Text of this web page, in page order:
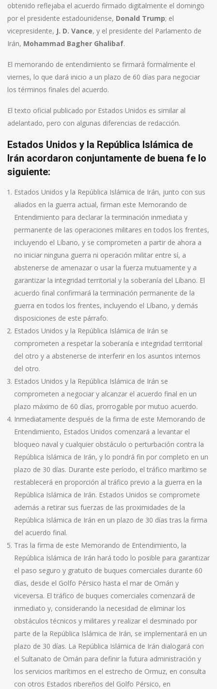
obtenido reflejaba el acuerdo firmado digitalmente el domingo
por el presidente estadounidense, Donald Trump; el
vicepresidente, J. D. Vance, y el presidente del Parlamento de
Irán, Mohammad Bagher Ghalibaf.
El memorando de entendimiento se firmará formalmente el
viernes, lo que dará inicio a un plazo de 60 días para negociar
los términos finales del acuerdo.
El texto oficial publicado por Estados Unidos es similar al
adelantado, pero con algunas diferencias de redacción.
Estados Unidos y la República Islámica de
Irán acordaron conjuntamente de buena fe lo
siguiente:
Estados Unidos y la República Islámica de Irán, junto con sus
aliados en la guerra actual, firman este Memorando de
Entendimiento para declarar la terminación inmediata y
permanente de las operaciones militares en todos los frentes,
incluyendo el Líbano, y se comprometen a partir de ahora a
no iniciar ninguna guerra ni operación militar entre sí, a
abstenerse de amenazar o usar la fuerza mutuamente y a
garantizar la integridad territorial y la soberanía del Líbano. El
acuerdo final confirmará la terminación permanente de la
guerra en todos los frentes, incluyendo el Líbano, y demás
disposiciones de este párrafo.
Estados Unidos y la República Islámica de Irán se
comprometen a respetar la soberanía e integridad territorial
del otro y a abstenerse de interferir en los asuntos internos
del otro.
Estados Unidos y la República Islámica de Irán se
comprometen a negociar y alcanzar el acuerdo final en un
plazo máximo de 60 días, prorrogable por mutuo acuerdo.
Inmediatamente después de la firma de este Memorando de
Entendimiento, Estados Unidos comenzará a levantar el
bloqueo naval y cualquier obstáculo o perturbación contra la
República Islámica de Irán, y lo pondrá fin por completo en un
plazo de 30 días. Durante este período, el tráfico marítimo se
restablecerá en proporción al tráfico previo a la guerra en la
República Islámica de Irán. Estados Unidos se compromete
además a retirar sus fuerzas de las proximidades de la
República Islámica de Irán en un plazo de 30 días tras la firma
del acuerdo final.
Tras la firma de este Memorando de Entendimiento, la
República Islámica de Irán hará todo lo posible para garantizar
el paso seguro y gratuito de buques comerciales durante 60
días, desde el Golfo Pérsico hasta el mar de Omán y
viceversa. El tráfico de buques comerciales comenzará de
inmediato y, considerando la necesidad de eliminar los
obstáculos técnicos y militares y realizar el desminado por
parte de la República Islámica de Irán, se implementará en un
plazo de 30 días. La República Islámica de Irán dialogará con
el Sultanato de Omán para definir la futura administración y
los servicios marítimos en el estrecho de Ormuz, en consulta
con otros Estados ribereños del Golfo Pérsico, en